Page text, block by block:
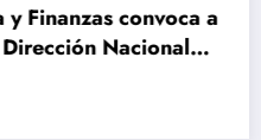
DGEIP abre
Servicio en